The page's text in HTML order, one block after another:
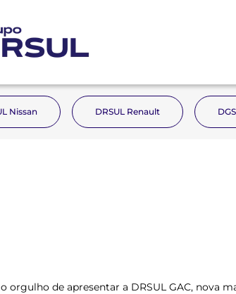
Nissan DRSUL Renault
orgulho de apresentar a DRSUL GAC, nova